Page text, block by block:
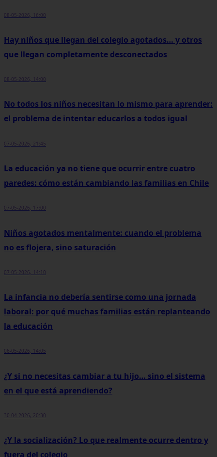
08-05-2026, 16:00
Hay niños que llegan del colegio agotados… y otros
que llegan completamente desconectados
08-05-2026, 14:00
No todos los niños necesitan lo mismo para aprender:
el problema de intentar educarlos a todos igual
07-05-2026, 21:45
La educación ya no tiene que ocurrir entre cuatro
paredes: cómo están cambiando las familias en Chile
07-05-2026, 17:00
Niños agotados mentalmente: cuando el problema
no es flojera, sino saturación
07-05-2026, 14:10
La infancia no debería sentirse como una jornada
laboral: por qué muchas familias están replanteando
la educación
06-05-2026, 14:05
¿Y si no necesitas cambiar a tu hijo… sino el sistema
en el que está aprendiendo?
30-04-2026, 20:30
¿Y la socialización? Lo que realmente ocurre dentro y
fuera del colegio